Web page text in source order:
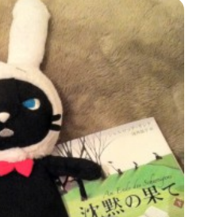
留学＆キャリア